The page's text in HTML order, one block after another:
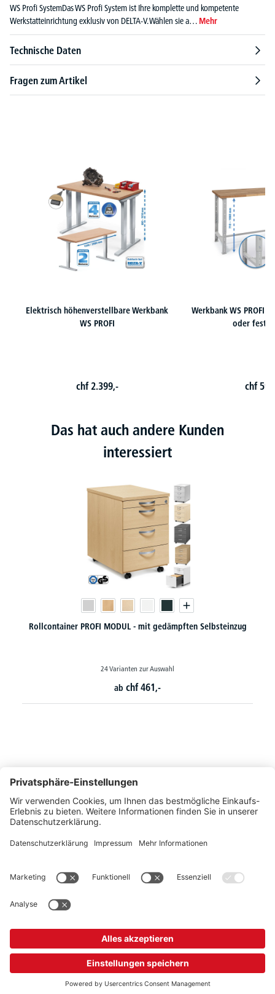
WS Profi SystemDas WS Profi System ist Ihre komplette und kompetente
Werkstatteinrichtung exklusiv von DELTA-V. Wählen sie a… Mehr
Technische Daten
Fragen zum Artikel
Elektrisch höhenverstellbare Werkbank
WS PROFI
chf 2.399,-
Werkbank WS PROFI
oder feste
chf
Das hat auch andere Kunden
interessiert
Selbsteinzug Flügeltürenschränke PROFI
Montags bis Freitags von 08:30 - 17:00 Uhr
+41 44 240 / 11 55
+41 44 240 / 11 57
info@office-trade.ch
vergleichbare Institutionen.
* Alle Preise verstehen sich zzgl. gesetzlicher MwSt.